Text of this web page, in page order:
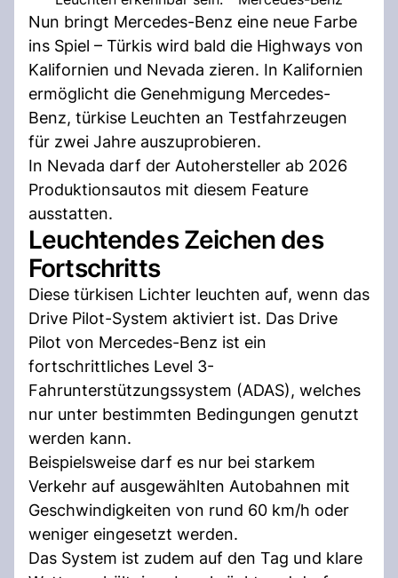
Nun bringt Mercedes-Benz eine neue Farbe
ins Spiel – Türkis wird bald die Highways von
Kalifornien und Nevada zieren. In Kalifornien
ermöglicht die Genehmigung Mercedes-
Benz, türkise Leuchten an Testfahrzeugen
für zwei Jahre auszuprobieren.
In Nevada darf der Autohersteller ab 2026
Produktionsautos mit diesem Feature
ausstatten.
Leuchtendes Zeichen des
Fortschritts
Diese türkisen Lichter leuchten auf, wenn das
Drive Pilot-System aktiviert ist. Das Drive
Pilot von Mercedes-Benz ist ein
fortschrittliches Level 3-
Fahrunterstützungssystem (ADAS), welches
nur unter bestimmten Bedingungen genutzt
werden kann.
Beispielsweise darf es nur bei starkem
Verkehr auf ausgewählten Autobahnen mit
Geschwindigkeiten von rund 60 km/h oder
weniger eingesetzt werden.
Das System ist zudem auf den Tag und klare